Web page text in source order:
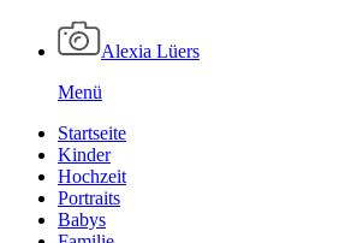
Alexia Lüers
Menü
Startseite
Kinder
Hochzeit
Portraits
Babys